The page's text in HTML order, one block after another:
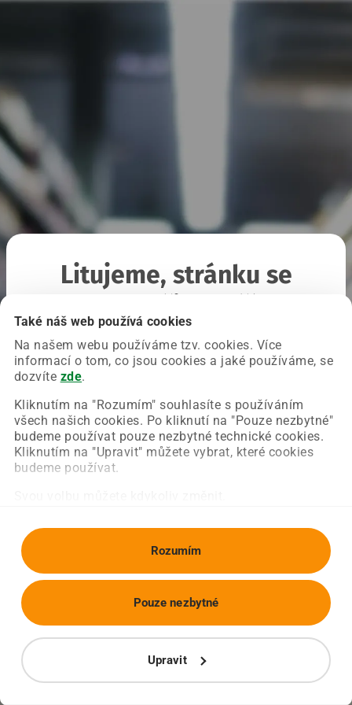
Také náš web používá cookies
Na našem webu používáme tzv. cookies. Více
informací o tom, co jsou cookies a jaké používáme, se
dozvíte zde.
Kliknutím na "Rozumím" souhlasíte s používáním
všech našich cookies. Po kliknutí na "Pouze nezbytné"
budeme používat pouze nezbytné technické cookies.
Kliknutím na "Upravit" můžete vybrat, které cookies
budeme používat.
Rozumím
Upravit
Pouze nezbytné
Litujeme, stránku se
Chyba nastala na naší straně a už ji opravujeme.
Zkuste prosím znovu načíst požadovanou stránku.
Obnovit stránku Úvodní strana